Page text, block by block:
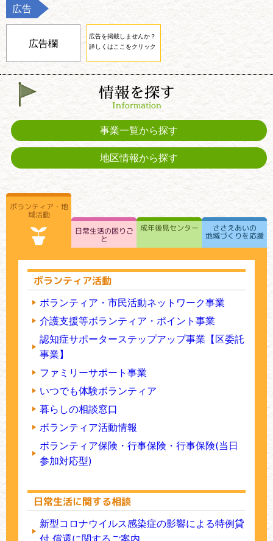
2026年04月02日
お知らせ
令和８年度受験生チャレンジ支援貸付事業 受験生の
高校・大学などへの進学を応援！【締切は令和９年
１月２９日（金）】
2026年03月02日
お知らせ
～心のこもったご寄附ありがとうございます！～ 草
上会様に感謝状を贈呈しました
お知らせ
新宿社協だより「けやき」令和8（2026）年2月号
（No.195）を発行しました
2026年02月16日
お知らせ
～心のこもったご寄附ありがとうございます！～新
宿朝・日友好親善新春の集い実行委員会様に感謝状
を贈呈しました
2026年02月13日
お知らせ
～心のこもったご寄附ありがとうございます！～協
同組合 新宿専門店会 婦人会様に感謝状を贈呈しまし
た
どなたでもお気軽にお立ち寄りください♫ 新宿区
視覚障害者交流コーナー・聴覚障害者交流コーナー
2026年06月24日
新宿社協ボランティアコーナーのコーナー【大久保
ボランティアコーナー】
2026年06月03日
講座
夏の体験ボランティア２０２６
2026年05月22日
ボランティア
新宿社協ボランティアコーナーのコーナー【若松町
ボランティアコーナー】
2026年04月23日
ボランティア
新宿社協ボランティアコーナーのコーナー【落合第
二ボランティアコーナー】
2026年04月10日
講座
「対面朗読」お話し相手ボランティア「気軽におし
ゃべり」「スマホサポート」のお知らせ
2026年04月07日
講座
新宿区視覚・聴覚障害者交流コーナー デジタルサポ
ート講座のお知らせ
2026年03月25日
新宿社協ボランティアコーナーのコーナー【箪笥町
ボランティアコーナー】
2026年02月19日
新宿社協ボランティアコーナーのコーナー 【大久
保ボランティアコーナー】
広告
広告欄
広告を掲載しませんか？
詳しくはここをクリック
情報を探す
Information
事業一覧から探す
地区情報から探す
ボランティア・地
域活動
日常生活の困りご
と
成年後見センター ささえあいの
地域づくりを応援
ボランティア活動
ボランティア・市民活動ネットワーク事業
介護支援等ボランティア・ポイント事業
認知症サポーターステップアップ事業【区委託
事業】
ファミリーサポート事業
いつでも体験ボランティア
暮らしの相談窓口
ボランティア活動情報
ボランティア保険・行事保険・行事保険(当日
参加対応型)
日常生活に関する相談
新型コロナウイルス感染症の影響による特例貸
付 償還に関するご案内